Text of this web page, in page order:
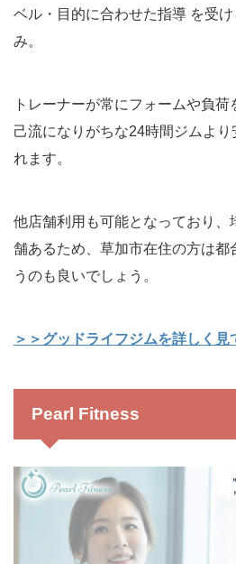
ベル・目的に合わせた指導 を受
み。
トレーナーが常にフォームや負
己流になりがちな24時間ジムよ
れます。
他店舗利用も可能となっており、
舗あるため、草加市在住の方は都
うのも良いでしょう。
＞＞グッドライフジムを詳しく見
Pearl Fitness